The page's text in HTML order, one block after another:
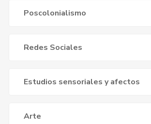
Poscolonialismo
Redes Sociales
Estudios sensoriales y afectos
Arte